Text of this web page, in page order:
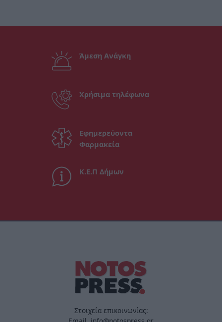
Άμεση Ανάγκη
Χρήσιμα τηλέφωνα
Εφημερεύοντα
Φαρμακεία
Κ.Ε.Π Δήμων
Στοιχεία επικοινωνίας: